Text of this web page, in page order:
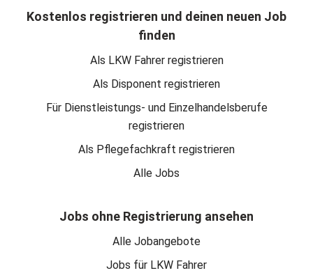
Kostenlos registrieren und deinen neuen Job
finden
Als LKW Fahrer registrieren
Als Disponent registrieren
Für Dienstleistungs- und Einzelhandelsberufe
registrieren
Als Pflegefachkraft registrieren
Alle Jobs
Jobs ohne Registrierung ansehen
Alle Jobangebote
Jobs für LKW Fahrer